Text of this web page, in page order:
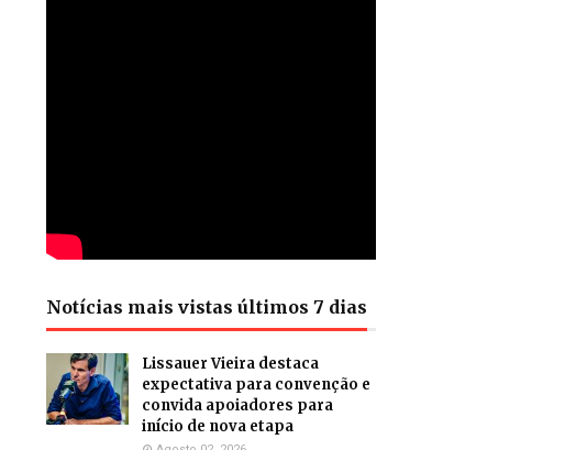
Notícias mais vistas últimos 7 dias
Lissauer Vieira destaca
expectativa para convenção e
convida apoiadores para
início de nova etapa